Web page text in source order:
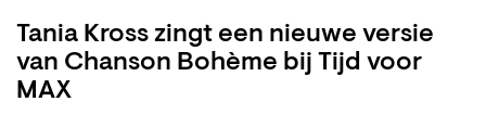
Tania Kross zingt een nieuwe versie
van Chanson Bohème bij Tijd voor
MAX